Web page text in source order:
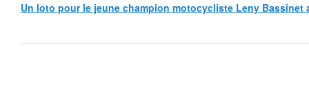
Un loto pour le jeune champion motocycliste Leny Bassinet